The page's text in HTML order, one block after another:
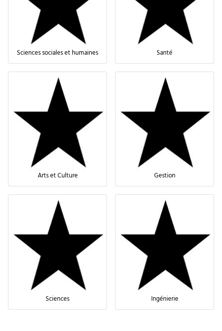
Sciences sociales et humaines Santé
Arts et Culture Gestion
Sciences Ingénierie